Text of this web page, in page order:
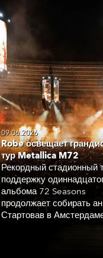
09.06.2026
Robe освещает
тур Metallica M72
Рекордный стадионный
поддержку
альбома 72 Seasons
продолжает собирать
Стартовав в